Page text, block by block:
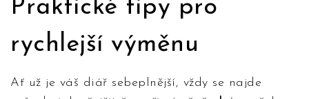
Praktické tipy pro
rychlejší výměnu
Ať už je váš diář sebeplnější, vždy se najde